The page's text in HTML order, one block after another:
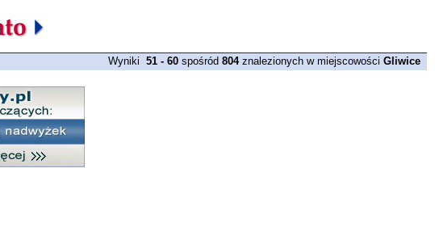
Wyniki 51 - 60 spośród 804znalezionych w miejscowości Gliwice